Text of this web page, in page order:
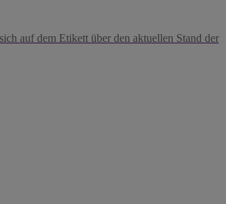
auf dem Etikett über den aktuellen Stand der